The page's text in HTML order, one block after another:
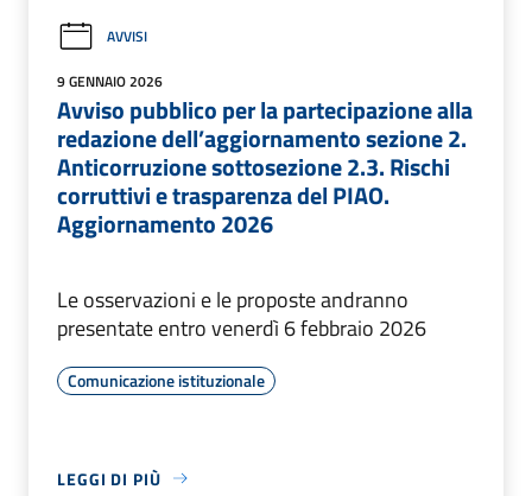
AVVISI
9 GENNAIO 2026
Avviso pubblico per la partecipazione alla
redazione dell’aggiornamento sezione 2.
Anticorruzione sottosezione 2.3. Rischi
corruttivi e trasparenza del PIAO.
Aggiornamento 2026
Le osservazioni e le proposte andranno
presentate entro venerdì 6 febbraio 2026
Comunicazione istituzionale
LEGGI DI PIÙ